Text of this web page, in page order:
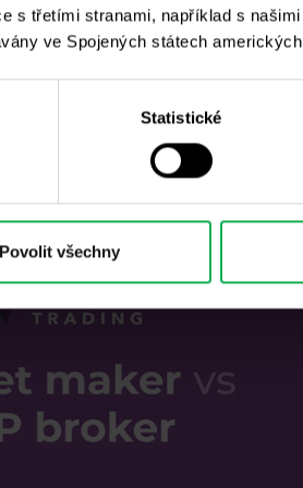
s třetími stranami, například s
ve Spojených státech
Statistické
Povolit všechny
, aby dělal svým klientům
se v tzv. Internal book.
neputují na skutečný trh a
skrytě manipulovali s